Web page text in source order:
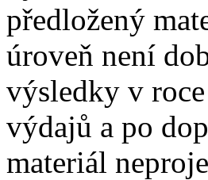
předložený
úroveň není
výsledky v
výdajů a po
materiál